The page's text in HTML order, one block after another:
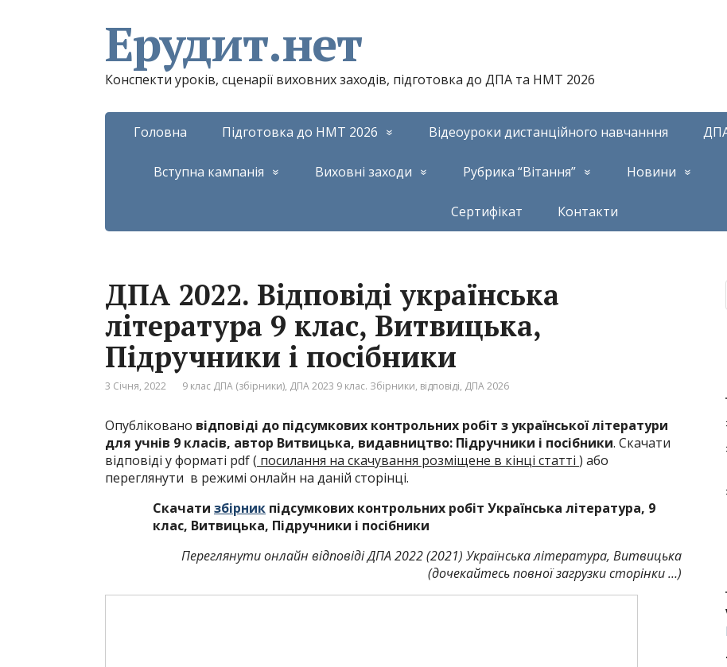
Ерудит.нет
Конспекти уроків, сценарії виховних заходів, підготовка до ДПА та НМТ 2026
Головна Підготовка до НМТ 2026 Відеоуроки дистанційного навчанння
Вступна кампанія Виховні заходи Рубрика “Вітання” Новини
Сертифікат Контакти
ДПА 2022. Відповіді українська
література 9 клас, Витвицька,
Підручники і посібники
3 Січня, 2022 9 клас ДПА (збірники), ДПА 2023 9 клас. Збірники, відповіді, ДПА 2026
Опубліковано відповіді до підсумкових контрольних робіт з української літератури
для учнів 9 класів, автор Витвицька, видавництво: Підручники і посібники. Скачати
відповіді у форматі pdf ( посилання на скачування розміщене в кінці статті ) або
переглянути в режимі онлайн на даній сторінці.
Скачати збірник підсумкових контрольних робіт Українська література, 9
клас, Витвицька, Підручники і посібники
Переглянути онлайн відповіді ДПА 2022 (2021) Українська література, Витвицька
(дочекайтесь повної загрузки сторінки …)